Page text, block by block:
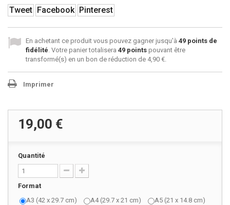
Tweet Facebook Pinterest
En achetant ce produit vous pouvez gagner jusqu'à 49 points de
fidélité. Votre panier totalisera 49 points pouvant être
transformé(s) en un bon de réduction de 4,90 €.
Imprimer
19,00 €
Quantité
Format
A3 (42 x 29.7 cm)
A4 (29.7 x 21 cm)
A5 (21 x 14.8 cm)